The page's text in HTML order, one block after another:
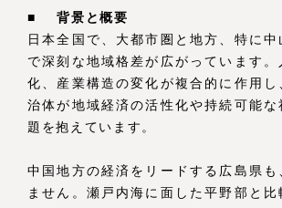
■背景と概要
日本全国で、大都市圏と地方、特に
で深刻な地域格差が広がっています。
化、産業構造の変化が複合的に作用し
治体が地域経済の活性化や持続可能
題を抱えています。
中国地方の経済をリードする広島県も
ません。瀬戸内海に面した平野部と